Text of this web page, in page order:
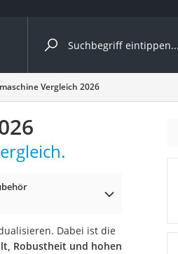
nach Kategorie
Vergleich 2026
Dabei ist die
Robustheit und hohen